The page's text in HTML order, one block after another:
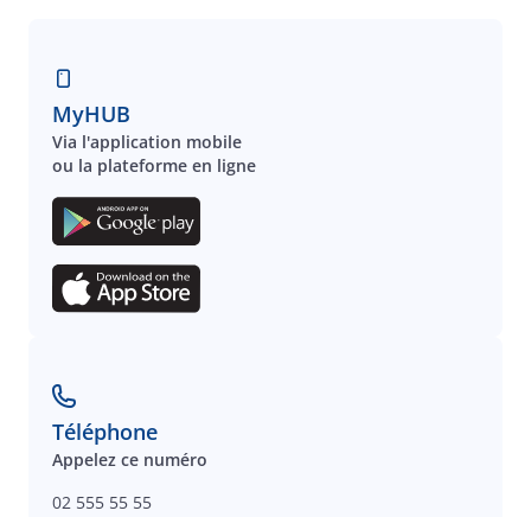
MyHUB
Via l'application mobile
ou la plateforme en ligne
Téléphone
Appelez ce numéro
02 555 55 55